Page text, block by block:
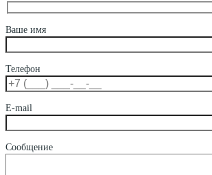
Ваше имя
Телефон
E-mail
Сообщение